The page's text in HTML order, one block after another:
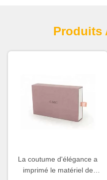
Produits
La coutume d'élégance a
imprimé le matériel de